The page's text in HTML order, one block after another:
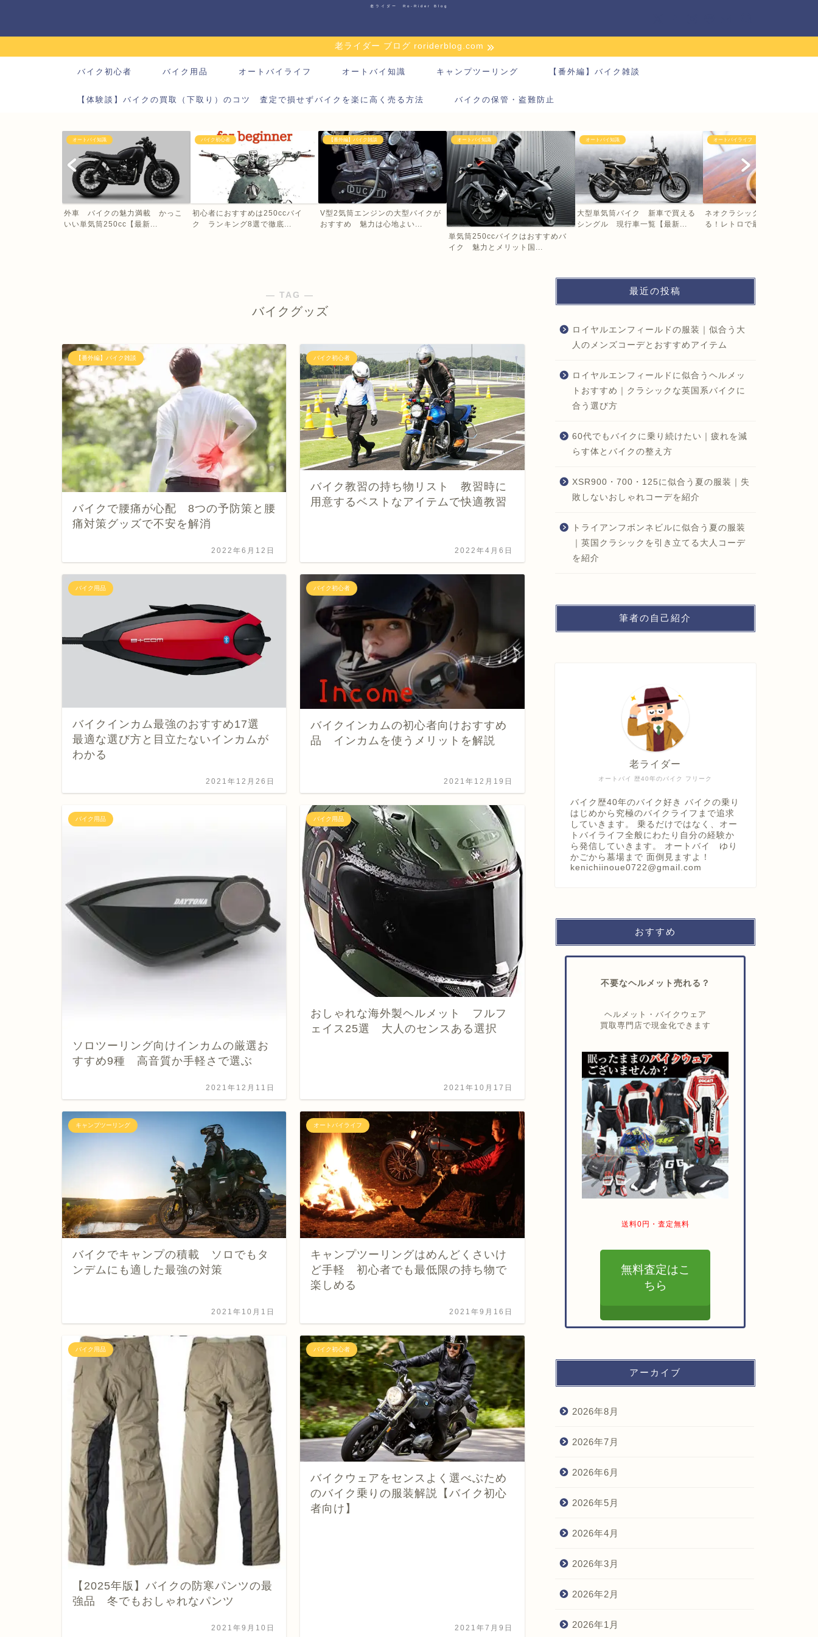
老ライダー Ro-Rider Blog
老ライダー ブログ roriderblog.com
バイク初心者 バイク用品 オートバイライフ オートバイ知識 キャンプツーリング 【番外編】バイク雑談
【体験談】バイクの買取（下取り）のコツ 査定で損せずバイクを楽に高く売る方法 バイクの保管・盗難防止
オートバイ知識
外車 バイクの魅力満載 かっこ
いい単気筒250cc【最新...
バイク初心者
初心者におすすめは250ccバイ
ク ランキング8選で徹底...
【番外編】バイク雑談
V型2気筒エンジンの大型バイクが
おすすめ 魅力は心地よい...
オートバイ知識
単気筒250ccバイクはおすすめバ
イク 魅力とメリット国...
オートバイ知識
大型単気筒バイク 新車で買える
シングル 現行車一覧【最新...
オートバイライフ
ネオクラシックバイクの大型に
る！レトロで最新 乗るだけ...
― TAG ―
バイクグッズ
【番外編】バイク雑談
バイクで腰痛が心配 8つの予防策と腰
痛対策グッズで不安を解消
2022年6月12日
バイク初心者
バイク教習の持ち物リスト 教習時に
用意するベストなアイテムで快適教習
2022年4月6日
バイク用品
バイクインカム最強のおすすめ17選
最適な選び方と目立たないインカムが
わかる
2021年12月26日
バイク初心者
バイクインカムの初心者向けおすすめ
品 インカムを使うメリットを解説
2021年12月19日
バイク用品
ソロツーリング向けインカムの厳選お
すすめ9種 高音質か手軽さで選ぶ
2021年12月11日
バイク用品
おしゃれな海外製ヘルメット フルフ
ェイス25選 大人のセンスある選択
2021年10月17日
キャンプツーリング
バイクでキャンプの積載 ソロでもタ
ンデムにも適した最強の対策
2021年10月1日
オートバイライフ
キャンプツーリングはめんどくさいけ
ど手軽 初心者でも最低限の持ち物で
楽しめる
2021年9月16日
バイク用品
【2025年版】バイクの防寒パンツの最
強品 冬でもおしゃれなパンツ
2021年9月10日
バイク初心者
バイクウェアをセンスよく選べぶため
のバイク乗りの服装解説【バイク初心
者向け】
2021年7月9日
最近の投稿
ロイヤルエンフィールドの服装｜似合う大
人のメンズコーデとおすすめアイテム
ロイヤルエンフィールドに似合うヘルメッ
トおすすめ｜クラシックな英国系バイクに
合う選び方
60代でもバイクに乗り続けたい｜疲れを減
らす体とバイクの整え方
XSR900・700・125に似合う夏の服装｜失
敗しないおしゃれコーデを紹介
トライアンフボンネビルに似合う夏の服装
｜英国クラシックを引き立てる大人コーデ
を紹介
筆者の自己紹介
オートバイ 歴40年のバイク フリーク
老ライダー
バイク歴40年のバイク好き バイクの乗り
はじめから究極のバイクライフまで追求
していきます。 乗るだけではなく、オー
トバイライフ全般にわたり自分の経験か
ら発信していきます。 オートバイ ゆり
かごから墓場まで 面倒見ますよ！
kenichiinoue0722@gmail.com
おすすめ
不要なヘルメット売れる？
ヘルメット・バイクウェア
買取専門店で現金化できます
送料0円・査定無料
無料査定はこ
ちら
アーカイブ
2026年8月
2026年7月
2026年6月
2026年5月
2026年4月
2026年3月
2026年2月
2026年1月